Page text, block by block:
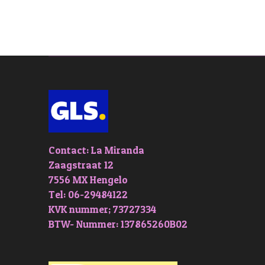
Contact: La Miranda
Zaagstraat 12
7556 MX Hengelo
Tel: 06-29484122
KVK nummer; 73727334
BTW- Nummer: 137865260B02